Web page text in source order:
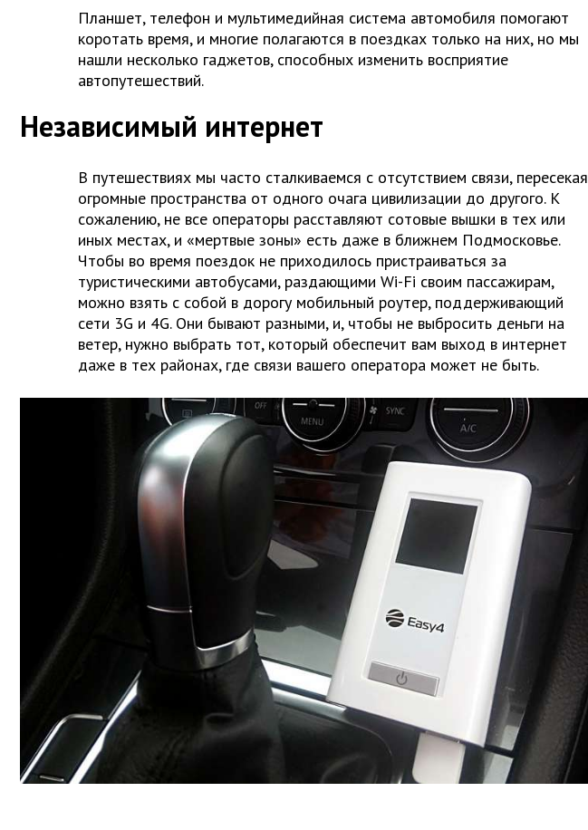
Планшет, телефон и мультимедийная система автомобиля помогают
коротать время, и многие полагаются в поездках только на них, но мы
нашли несколько гаджетов, способных изменить восприятие
автопутешествий.
Независимый интернет
В путешествиях мы часто сталкиваемся с отсутствием связи, пересекая
огромные пространства от одного очага цивилизации до другого. К
сожалению, не все операторы расставляют сотовые вышки в тех или
иных местах, и «мертвые зоны» есть даже в ближнем Подмосковье.
Чтобы во время поездок не приходилось пристраиваться за
туристическими автобусами, раздающими Wi-Fi своим пассажирам,
можно взять с собой в дорогу мобильный роутер, поддерживающий
сети 3G и 4G. Они бывают разными, и, чтобы не выбросить деньги на
ветер, нужно выбрать тот, который обеспечит вам выход в интернет
даже в тех районах, где связи вашего оператора может не быть.